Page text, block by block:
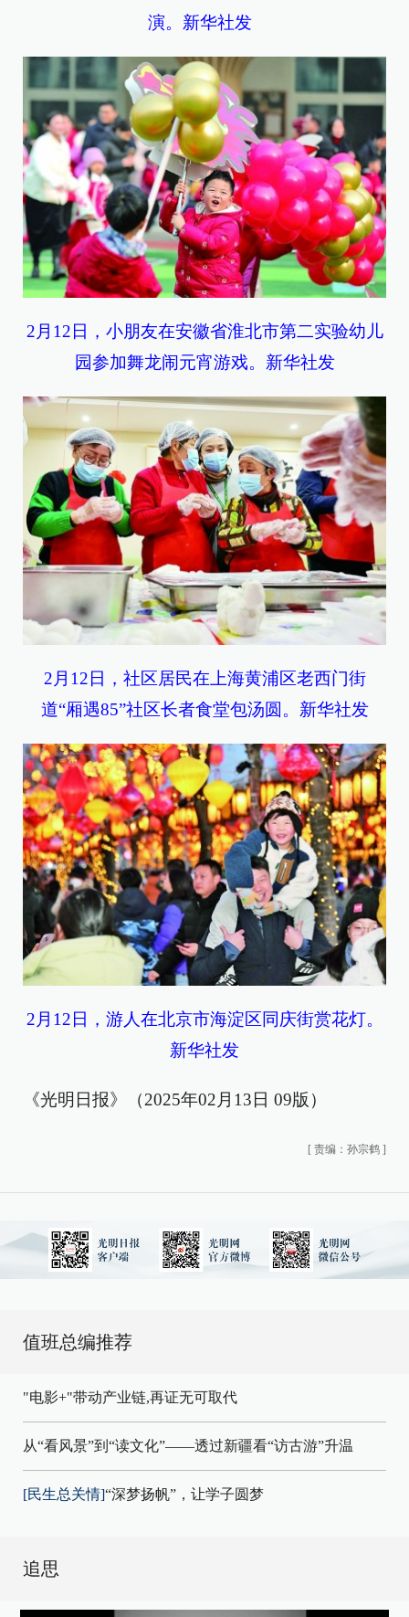
演。新华社发
2月12日，小朋友在安徽省淮北市第二实验幼儿
园参加舞龙闹元宵游戏。新华社发
2月12日，社区居民在上海黄浦区老西门街
道“厢遇85”社区长者食堂包汤圆。新华社发
2月12日，游人在北京市海淀区同庆街赏花灯。
新华社发
《光明日报》（2025年02月13日 09版）
[ 责编：孙宗鹤 ]
值班总编推荐
"电影+"带动产业链,再证无可取代
从“看风景”到“读文化”——透过新疆看“访古游”升温
[民生总关情]“深梦扬帆”，让学子圆梦
追思